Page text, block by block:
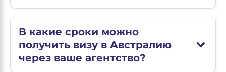
В какие сроки можно
получить визу в Австралию
через ваше агентство?